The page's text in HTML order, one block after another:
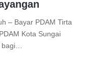
– Bayar PDAM Tirta
Kota Sungai